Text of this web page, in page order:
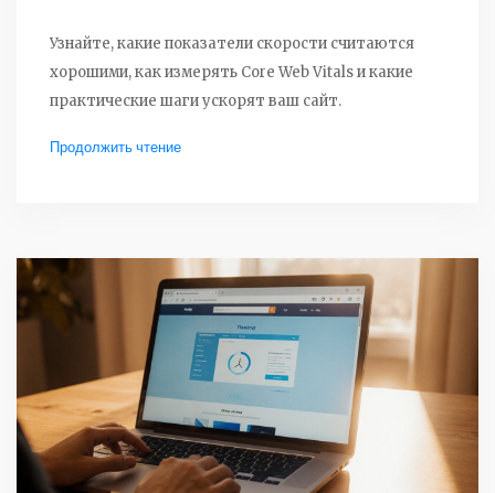
Узнайте, какие показатели скорости считаются
хорошими, как измерять Core Web Vitals и какие
практические шаги ускорят ваш сайт.
Продолжить чтение